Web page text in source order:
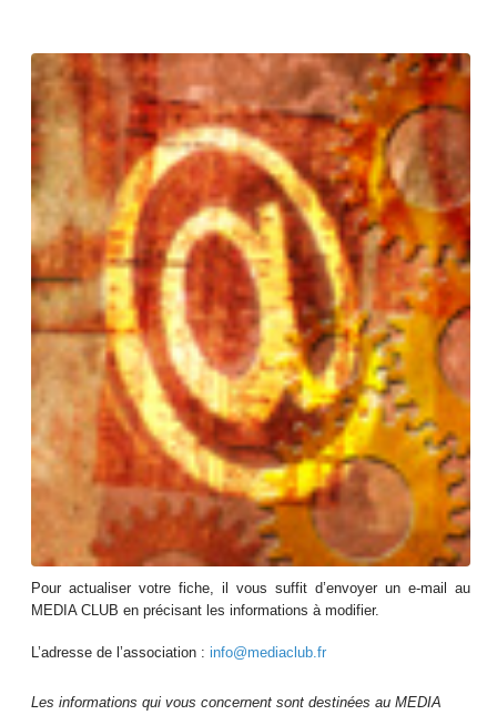
Pour actualiser votre fiche, il vous suffit d’envoyer un e-mail au
MEDIA CLUB en précisant les informations à modifier.
L’adresse de l’association :info@mediaclub.fr
Les informations qui vous concernent sont destinées au MEDIA